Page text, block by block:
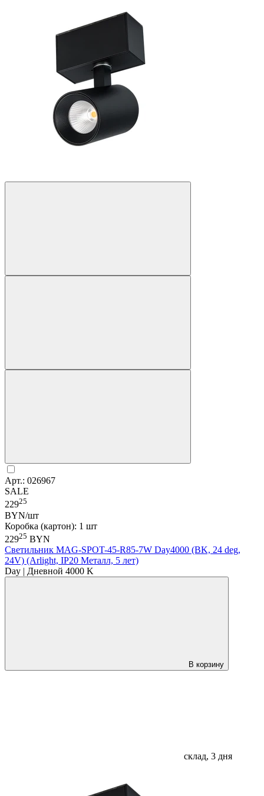
Арт.: 026967
SALE
22925
BYN/шт
Коробка (картон): 1 шт
22925 BYN
Светильник MAG-SPOT-45-R85-7W Day4000 (BK, 24 deg,
24V) (Arlight, IP20 Металл, 5 лет)
Day | Дневной 4000 K
В корзину
склад, 3 дня